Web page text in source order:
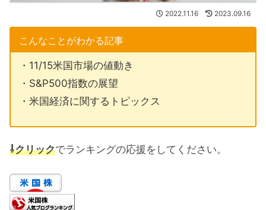
2022.11.16 2023.09.16
こんなことがわかる記事
・11/15米国市場の値動き
・S&P500指数の展望
・米国経済に関するトピックス
⇩クリックでランキングの応援をしてください。